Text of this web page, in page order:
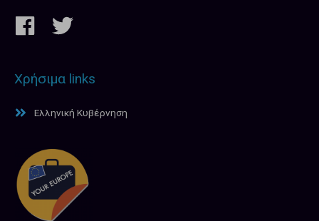
Χρήσιμα links
Ελληνική Κυβέρνηση